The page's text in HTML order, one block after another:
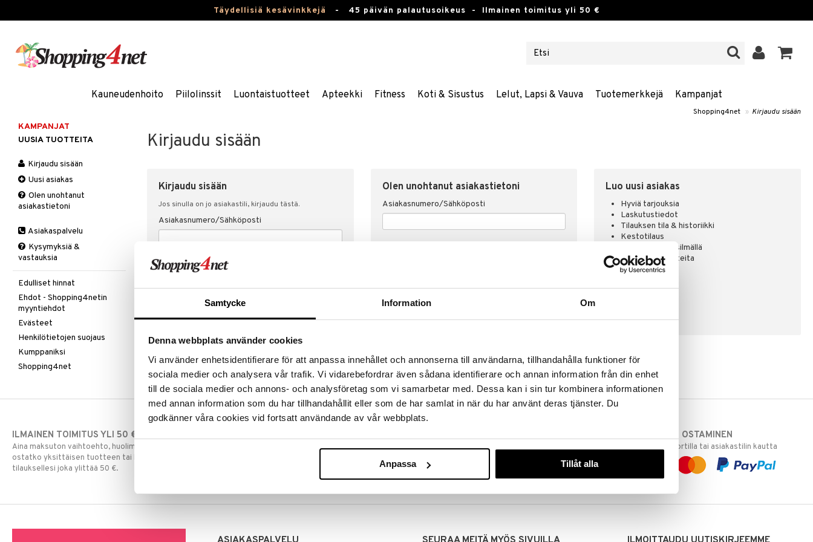
Samtycke Information Om
Denna webbplats använder cookies
Vi använder enhetsidentifierare för att anpassa innehållet och annonserna till användarna, tillhandahålla funktioner för
sociala medier och analysera vår trafik. Vi vidarebefordrar även sådana identifierare och annan information från din enhet
till de sociala medier och annons- och analysföretag som vi samarbetar med. Dessa kan i sin tur kombinera informationen
med annan information som du har tillhandahållit eller som de har samlat in när du har använt deras tjänster. Du
godkänner våra cookies vid fortsatt användande av vår webbplats.
Anpassa Tillåt alla
Täydellisiä kesävinkkejä - 45 päivän palautusoikeus - Ilmainen toimitus yli 50 €
Kauneudenhoito Piilolinssit Luontaistuotteet Apteekki Fitness Koti & Sisustus Lelut, Lapsi & Vauva Tuotemerkkejä Kampanjat
Shopping4net » Kirjaudu sisään
Kirjaudu sisään
Kirjaudu sisään
Jos sinulla on jo asiakastili, kirjaudu tästä.
Asiakasnumero/Sähköposti
Salasana
Olen unohtanut asiakastietoni
Asiakasnumero/Sähköposti
Luo uusi asiakas
Hyviä tarjouksia
Laskutustiedot
Tilauksen tila & historiikki
Kestotilaus
Pidä tuotteita silmällä
Arvostele tuotteita
Toivelistat
KAMPANJAT
UUSIA TUOTTEITA
Kirjaudu sisään
Uusi asiakas
Olen unohtanut
asiakastietoni
Asiakaspalvelu
Kysymyksiä &
vastauksia
Edulliset hinnat
Ehdot - Shopping4netin
myyntiehdot
Evästeet
Henkilötietojen suojaus
Kumppaniksi
Shopping4net
ILMAINEN TOIMITUS YLI 50 €
Aina maksuton vaihtoehto, huolimatta siitä
ostatko yksittäisen tuotteen tai koko
tilauksellesi joka ylittää 50 €.
Ennen kello 13.00 tehdyt tilaukset lähetetään
Ostamalla suuria eriä tuotteita varastoomme
voimme pitää hinnat alhaisina juuri Sinua varten!
Voit olla varma, että teet löytöjä sivuillamme.
TURVALLINEN OSTAMINEN
laskulla, pankkikortilla tai asiakastilin kautta